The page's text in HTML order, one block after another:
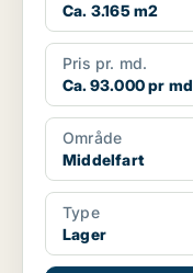
Ca. 3.165 m2
Pris pr. md.
Ca. 93.000 pr md
Område
Middelfart
Type
Lager